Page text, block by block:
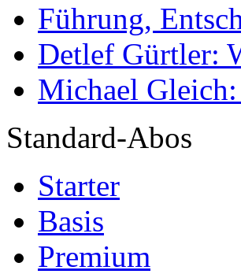
Führung,
Detlef Gürtler:
Michael
Standard-Abos
Starter
Basis
Premium